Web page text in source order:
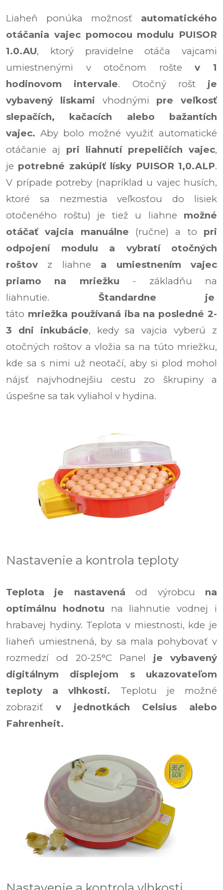
Liaheň ponúka možnosť automatického
otáčania vajec pomocou modulu PUISOR
1.0.AU, ktorý pravidelne otáča vajcami
umiestnenými v otočnom roštev 1
hodinovom intervale. Otočný roštje
vybavený liskami vhodnými pre veľkosť
slepačích, kačacích alebo bažantích
vajec. Aby bolo možné využiť automatické
otáčanie aj pri liahnutí prepeličích vajec,
je potrebné zakúpiť lísky PUISOR 1,0.ALP.
V prípade potreby (napríklad u vajec husích,
ktoré sa nezmestia veľkosťou do lisiek
otočeného roštu) je tiež u liahne možné
otáčať vajcia manuálne (ručne) a to pri
odpojení modulu a vybratí otočných
roštov z liahne a umiestnením vajec
priamo na mriežku - základňu na
liahnutie. Štandardne je
táto mriežka používaná iba na posledné 2-
3 dni inkubácie, kedy sa vajcia vyberú z
otočných roštov a vložia sa na túto mriežku,
kde sa s nimi už neotačí, aby si plod mohol
nájsť najvhodnejšiu cestu zo škrupiny a
úspešne sa tak vyliahol v hydina.
Nastavenie a kontrola teploty
Teplota je nastavená od výrobcu na
optimálnu hodnotu na liahnutie vodnej i
hrabavej hydiny. Teplota v miestnosti, kde je
liaheň umiestnená, by sa mala pohybovať v
rozmedzí od 20-25°C Panel je vybavený
digitálnym displejom s ukazovateľom
teploty a vlhkosti. Teplotu je možné
zobraziť v jednotkách Celsius alebo
Fahrenheit.